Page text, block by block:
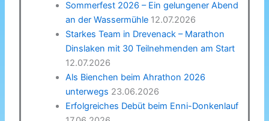
Sommerfest 2026 – Ein gelungener Abend
an der Wassermühle 12.07.2026
Starkes Team in Drevenack – Marathon
Dinslaken mit 30 Teilnehmenden am Start
12.07.2026
Als Bienchen beim Ahrathon 2026
unterwegs 23.06.2026
Erfolgreiches Debüt beim Enni-Donkenlauf